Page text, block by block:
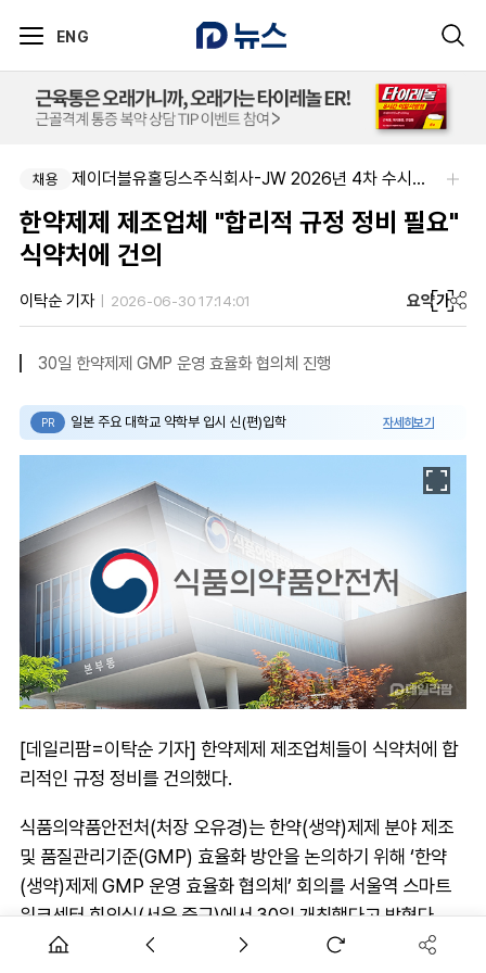
ENG
채용 제이더블유홀딩스주식회사-JW 2026년 4차 수시채용
한약제제 제조업체 "합리적 규정 정비 필요"
식약처에 건의
이탁순 기자 2026-06-30 17:14:01 요약가
30일 한약제제 GMP 운영 효율화 협의체 진행
PR 일본 주요 대학교 약학부 입시 신(편)입학 자세히보기
[데일리팜=이탁순 기자] 한약제제 제조업체들이 식약처에 합
리적인 규정 정비를 건의했다.
식품의약품안전처(처장 오유경)는 한약(생약)제제 분야 제조
및 품질관리기준(GMP) 효율화 방안을 논의하기 위해 ‘한약
(생약)제제 GMP 운영 효율화 협의체’ 회의를 서울역 스마트
워크센터 회의실(서울 중구)에서 30일 개최했다고 밝혔다.